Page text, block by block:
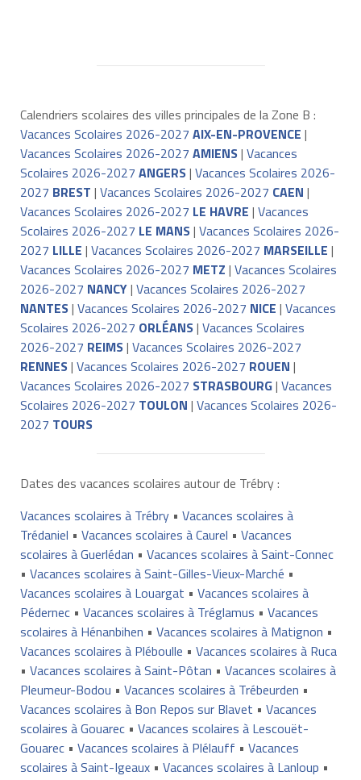
Calendriers scolaires des villes principales de la Zone B :
Vacances Scolaires 2026-2027 AIX-EN-PROVENCE |
Vacances Scolaires 2026-2027 AMIENS| Vacances
Scolaires 2026-2027 ANGERS| Vacances Scolaires 2026-
2027 BREST | Vacances Scolaires 2026-2027 CAEN |
Vacances Scolaires 2026-2027 LE HAVRE | Vacances
Scolaires 2026-2027 LE MANS| Vacances Scolaires 2026-
2027 LILLE | Vacances Scolaires 2026-2027 MARSEILLE |
Vacances Scolaires 2026-2027 METZ | Vacances Scolaires
2026-2027 NANCY| Vacances Scolaires 2026-2027
NANTES| Vacances Scolaires 2026-2027 NICE | Vacances
Scolaires 2026-2027 ORLÉANS| Vacances Scolaires
2026-2027 REIMS| Vacances Scolaires 2026-2027
RENNES| Vacances Scolaires 2026-2027 ROUEN |
Vacances Scolaires 2026-2027 STRASBOURG| Vacances
Scolaires 2026-2027 TOULON | Vacances Scolaires 2026-
2027 TOURS
Dates des vacances scolaires autour de Trébry :
Vacances scolaires à Trébry• Vacances scolaires à
Trédaniel • Vacances scolaires à Caurel • Vacances
scolaires à Guerlédan • Vacances scolaires à Saint-Connec
• Vacances scolaires à Saint-Gilles-Vieux-Marché •
Vacances scolaires à Louargat • Vacances scolaires à
Pédernec• Vacances scolaires à Tréglamus • Vacances
scolaires à Hénanbihen • Vacances scolaires à Matignon •
Vacances scolaires à Pléboulle • Vacances scolaires à Ruca
• Vacances scolaires à Saint-Pôtan • Vacances scolaires à
Pleumeur-Bodou • Vacances scolaires à Trébeurden •
Vacances scolaires à Bon Repos sur Blavet • Vacances
scolaires à Gouarec• Vacances scolaires à Lescouët-
Gouarec• Vacances scolaires à Plélauff • Vacances
scolaires à Saint-Igeaux• Vacances scolaires à Lanloup •